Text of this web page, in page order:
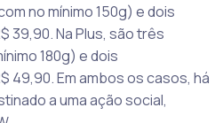
no mínimo 150g) e dois
39,90. Na Plus, são três
180g) e dois
49,90. Em ambos os casos, há
a uma ação social,